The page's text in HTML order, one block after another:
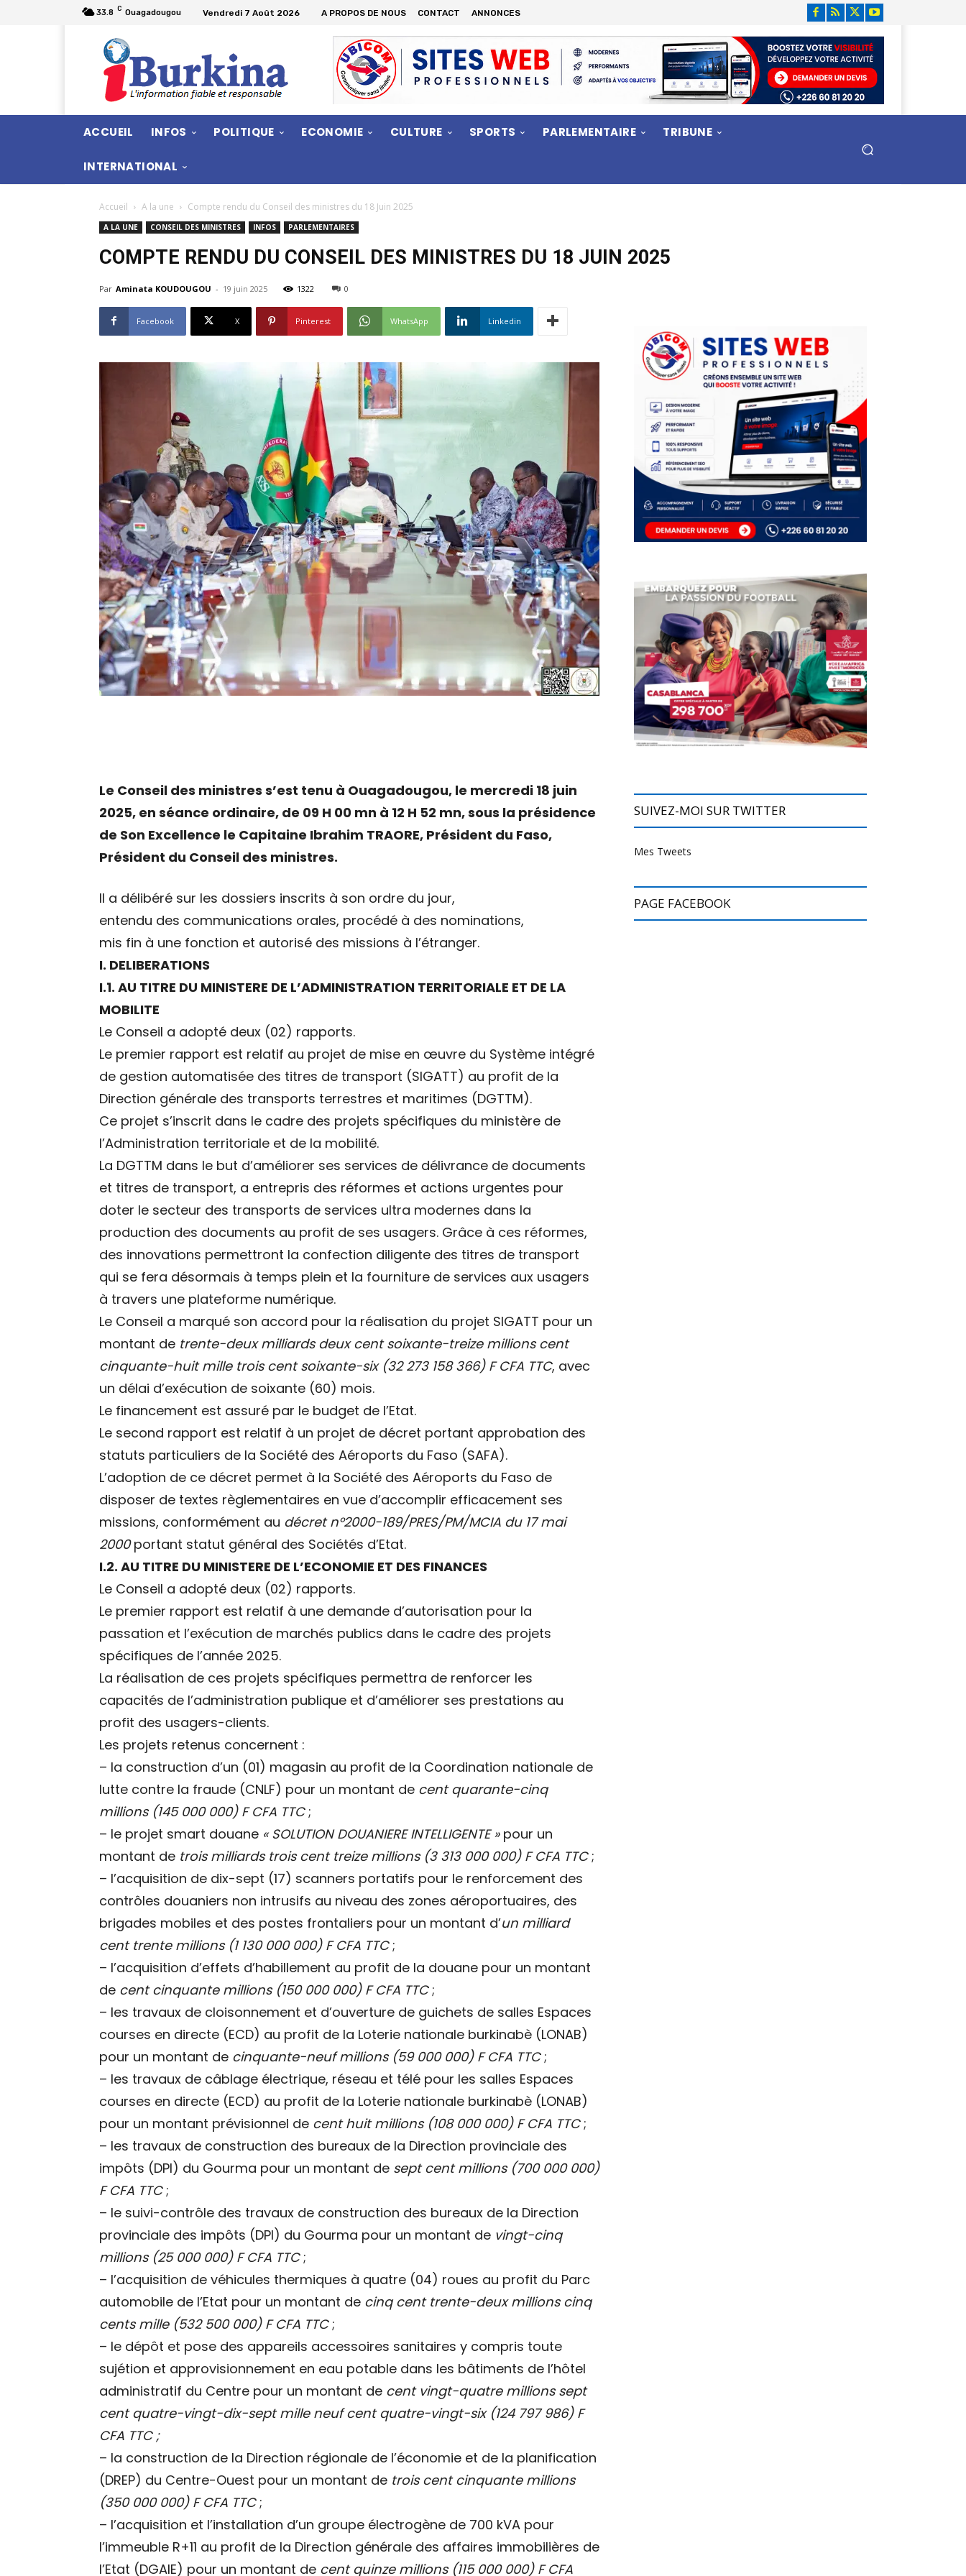
33.8 C Ouagadougou Vendredi 7 Août 2026 A PROPOS DE NOUS CONTACT ANNONCES
ACCUEIL INFOS POLITIQUE ECONOMIE CULTURE SPORTS PARLEMENTAIRE TRIBUNE
INTERNATIONAL
Accueil A la une Compte rendu du Conseil des ministres du 18 Juin 2025
A LA UNE CONSEIL DES MINISTRES INFOS PARLEMENTAIRES
COMPTE RENDU DU CONSEIL DES MINISTRES DU 18 JUIN 2025
Par Aminata KOUDOUGOU - 19 juin 2025 1322 0
Facebook X Pinterest WhatsApp Linkedin
Le Conseil des ministres s’est tenu à Ouagadougou, le mercredi 18 juin
2025, en séance ordinaire, de 09 H 00 mn à 12 H 52 mn, sous la présidence
de Son Excellence le Capitaine Ibrahim TRAORE, Président du Faso,
Président du Conseil des ministres.
Il a délibéré sur les dossiers inscrits à son ordre du jour,
entendu des communications orales, procédé à des nominations,
mis fin à une fonction et autorisé des missions à l’étranger.
I. DELIBERATIONS
I.1. AU TITRE DU MINISTERE DE L’ADMINISTRATION TERRITORIALE ET DE LA
MOBILITE
Le Conseil a adopté deux (02) rapports.
Le premier rapport est relatif au projet de mise en œuvre du Système intégré
de gestion automatisée des titres de transport (SIGATT) au profit de la
Direction générale des transports terrestres et maritimes (DGTTM).
Ce projet s’inscrit dans le cadre des projets spécifiques du ministère de
l’Administration territoriale et de la mobilité.
La DGTTM dans le but d’améliorer ses services de délivrance de documents
et titres de transport, a entrepris des réformes et actions urgentes pour
doter le secteur des transports de services ultra modernes dans la
production des documents au profit de ses usagers. Grâce à ces réformes,
des innovations permettront la confection diligente des titres de transport
qui se fera désormais à temps plein et la fourniture de services aux usagers
à travers une plateforme numérique.
Le Conseil a marqué son accord pour la réalisation du projet SIGATT pour un
montant de trente-deux milliards deux cent soixante-treize millions cent
cinquante-huit mille trois cent soixante-six (32 273 158 366) F CFA TTC, avec
un délai d’exécution de soixante (60) mois.
Le financement est assuré par le budget de l’Etat.
Le second rapport est relatif à un projet de décret portant approbation des
statuts particuliers de la Société des Aéroports du Faso (SAFA).
L’adoption de ce décret permet à la Société des Aéroports du Faso de
disposer de textes règlementaires en vue d’accomplir efficacement ses
missions, conformément au décret n°2000-189/PRES/PM/MCIA du 17 mai
2000portant statut général des Sociétés d’Etat.
I.2. AU TITRE DU MINISTERE DE L’ECONOMIE ET DES FINANCES
Le Conseil a adopté deux (02) rapports.
Le premier rapport est relatif à une demande d’autorisation pour la
passation et l’exécution de marchés publics dans le cadre des projets
spécifiques de l’année 2025.
La réalisation de ces projets spécifiques permettra de renforcer les
capacités de l’administration publique et d’améliorer ses prestations au
profit des usagers-clients.
Les projets retenus concernent :
– la construction d’un (01) magasin au profit de la Coordination nationale de
lutte contre la fraude (CNLF) pour un montant de cent quarante-cinq
millions (145 000 000) F CFA TTC;
– le projet smart douane « SOLUTION DOUANIERE INTELLIGENTE »pour un
montant de trois milliards trois cent treize millions (3 313 000 000) F CFA TTC;
– l’acquisition de dix-sept (17) scanners portatifs pour le renforcement des
contrôles douaniers non intrusifs au niveau des zones aéroportuaires, des
brigades mobiles et des postes frontaliers pour un montant d’un milliard
cent trente millions (1 130 000 000) F CFA TTC;
– l’acquisition d’effets d’habillement au profit de la douane pour un montant
de cent cinquante millions (150 000 000) F CFA TTC;
– les travaux de cloisonnement et d’ouverture de guichets de salles Espaces
courses en directe (ECD) au profit de la Loterie nationale burkinabè (LONAB)
pour un montant de cinquante-neuf millions (59 000 000) F CFA TTC;
– les travaux de câblage électrique, réseau et télé pour les salles Espaces
courses en directe (ECD) au profit de la Loterie nationale burkinabè (LONAB)
pour un montant prévisionnel de cent huit millions (108 000 000) F CFA TTC;
– les travaux de construction des bureaux de la Direction provinciale des
impôts (DPI) du Gourma pour un montant de sept cent millions (700 000 000)
F CFA TTC;
– le suivi-contrôle des travaux de construction des bureaux de la Direction
provinciale des impôts (DPI) du Gourma pour un montant de vingt-cinq
millions (25 000 000) F CFA TTC;
– l’acquisition de véhicules thermiques à quatre (04) roues au profit du Parc
automobile de l’Etat pour un montant de cinq cent trente-deux millions cinq
cents mille (532 500 000) F CFA TTC;
– le dépôt et pose des appareils accessoires sanitaires y compris toute
sujétion et approvisionnement en eau potable dans les bâtiments de l’hôtel
administratif du Centre pour un montant de cent vingt-quatre millions sept
cent quatre-vingt-dix-sept mille neuf cent quatre-vingt-six (124 797 986) F
CFA TTC ;
– la construction de la Direction régionale de l’économie et de la planification
(DREP) du Centre-Ouest pour un montant de trois cent cinquante millions
(350 000 000) F CFA TTC;
– l’acquisition et l’installation d’un groupe électrogène de 700 kVA pour
l’immeuble R+11 au profit de la Direction générale des affaires immobilières de
l’Etat (DGAIE) pour un montant de cent quinze millions (115 000 000) F CFA
SUIVEZ-MOI SUR TWITTER
Mes Tweets
PAGE FACEBOOK